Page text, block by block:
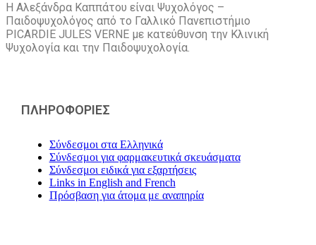
Η Αλεξάνδρα Καππάτου είναι Ψυχολόγος –
Παιδοψυχολόγος από το Γαλλικό Πανεπιστήμιο
PICARDIE JULES VERNE με κατεύθυνση την Kλινική
Ψυχολογία και την Παιδοψυχολογία.
ΠΛΗΡΟΦΟΡΙΕΣ
Σύνδεσμοι στα Ελληνικά
Σύνδεσμοι για φαρμακευτικά σκευάσματα
Σύνδεσμοι ειδικά για εξαρτήσεις
Links in English and French
Πρόσβαση για άτομα με αναπηρία